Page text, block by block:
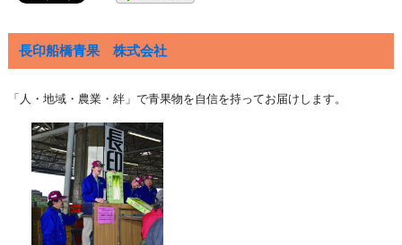
長印船橋青果 株式会社
「人・地域・農業・絆」で青果物を自信を持ってお届けします。